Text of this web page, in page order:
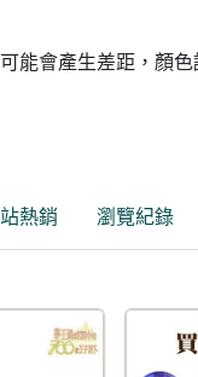
能會產生差距，顏
熱銷 瀏覽紀錄